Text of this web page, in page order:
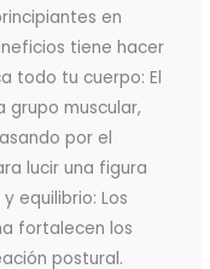
en
tiene hacer
todo tu cuerpo: El
grupo muscular,
por el
lucir una figura
equilibrio: Los
fortalecen los
postural.